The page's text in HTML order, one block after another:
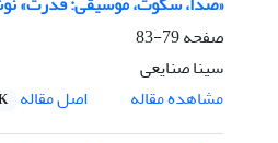
صفحه79-83
سینا صنایعی
مشاهده مقاله
اصل مقاله